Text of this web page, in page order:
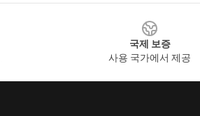
국제 보증
사용 국가에서 제공